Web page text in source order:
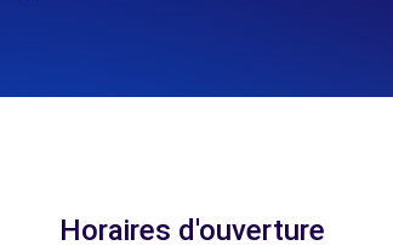
Horaires d'ouverture